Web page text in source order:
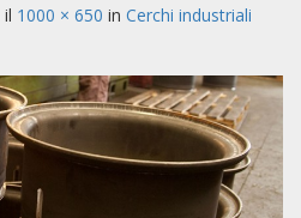
a
g
a
t
i
o
n
il 1000 × 650 in Cerchi industriali